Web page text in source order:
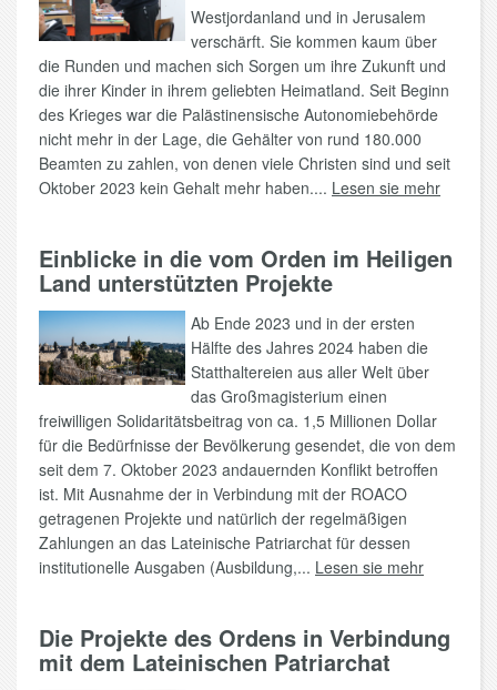
Westjordanland und in Jerusalem
verschärft. Sie kommen kaum über
die Runden und machen sich Sorgen um ihre Zukunft und
die ihrer Kinder in ihrem geliebten Heimatland. Seit Beginn
des Krieges war die Palästinensische Autonomiebehörde
nicht mehr in der Lage, die Gehälter von rund 180.000
Beamten zu zahlen, von denen viele Christen sind und seit
Oktober 2023 kein Gehalt mehr haben.... Lesen sie mehr
Einblicke in die vom Orden im Heiligen
Land unterstützten Projekte
Ab Ende 2023 und in der ersten
Hälfte des Jahres 2024 haben die
Statthaltereien aus aller Welt über
das Großmagisterium einen
freiwilligen Solidaritätsbeitrag von ca. 1,5 Millionen Dollar
für die Bedürfnisse der Bevölkerung gesendet, die von dem
seit dem 7. Oktober 2023 andauernden Konflikt betroffen
ist. Mit Ausnahme der in Verbindung mit der ROACO
getragenen Projekte und natürlich der regelmäßigen
Zahlungen an das Lateinische Patriarchat für dessen
institutionelle Ausgaben (Ausbildung,... Lesen sie mehr
Die Projekte des Ordens in Verbindung
mit dem Lateinischen Patriarchat